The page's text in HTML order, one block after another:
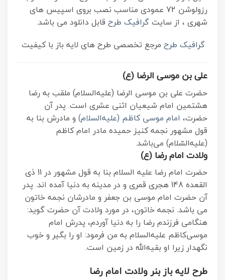
رزولوشن 72 عمودی مناسب نصب بروی اسپیس های
شهری ، از سایت گرافیک طرح قابل دانلود می باشد.
گرافیک طرح مرجع تخصصی طرح های لایه باز با کیفیت
علی بن موسی الرضا (ع)
حضرت علی بن موسی الرضا (علیه‌السلام) ملقب به رضا
هشتمین امام شیعیان اثنی عشری است. پدر آن
حضرت، امام موسی کاظم (علیه‌السلام) و مادرش بنا به
قول مشهور نجمه کنیز حمیده مادر امام کاظم
(علیه‌السّلام) می‌باشد.
ولادت امام رضا (ع)
حضرت امام رضا علیه السلام بنا به قول مشهور در 11 ذی
القعده 148 هجری قمری و در مدینه به دنیا آمده اند. پدر
آن حضرت امام موسی بن جعفر و مادرشان نجمه خاتون
می باشد. نجمه خاتون، در مورد ولادت آن حضرت گوید:
هنگامی فرزندم رضا را به دنیا آوردم، پدرش امام
موسی‌کاظم علیه‌السلام به من فرمود: او را بگیر و خوب
نگهدار زیرا او بقیه‌الله در زمین است.
طرح لایه باز بنر ولادت امام رضا